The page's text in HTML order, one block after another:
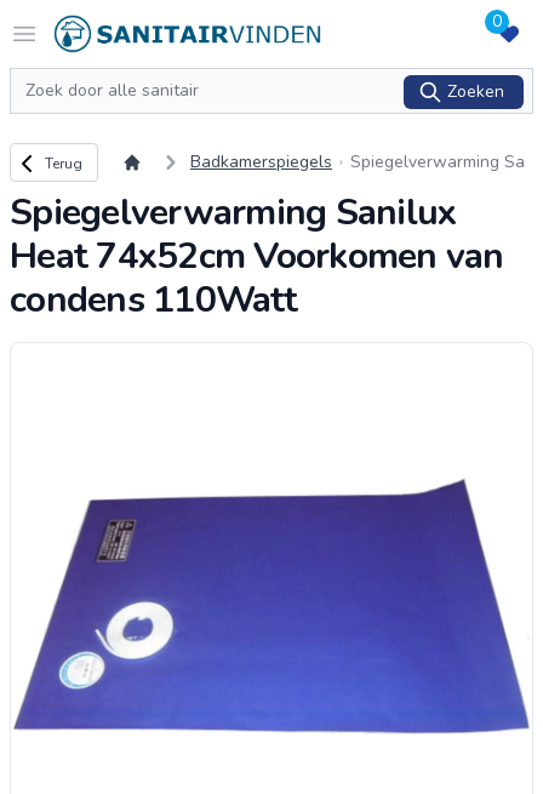
Open menu
Logo sanitairvinden.nl 0
Zoeken
Zoeken
Terug naar overzicht
Terug Badkamerspiegels
Spiegelverwarming Sa
orkomen van condens
Spiegelverwarming Sanilux
Heat 74x52cm Voorkomen van
condens 110Watt